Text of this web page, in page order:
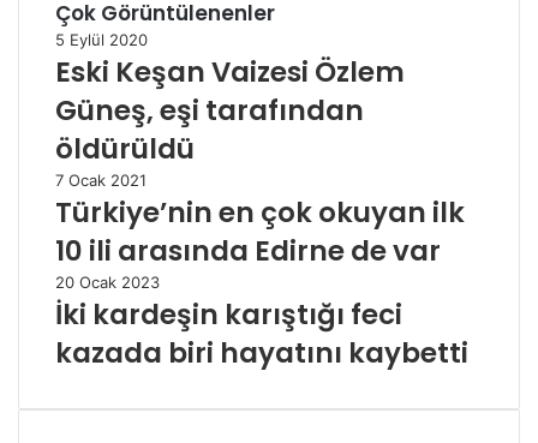
Çok Görüntülenenler
5 Eylül 2020
Eski Keşan Vaizesi Özlem
Güneş, eşi tarafından
öldürüldü
7 Ocak 2021
Türkiye’nin en çok okuyan ilk
10 ili arasında Edirne de var
20 Ocak 2023
İki kardeşin karıştığı feci
kazada biri hayatını kaybetti